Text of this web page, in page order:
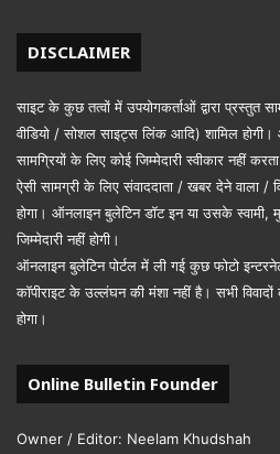
DISCLAIMER
साइट के कुछ तत्वों में उपयोगकर्ताओं द्वारा प्रस्तुत
वीडियो / सोशल साइट्स लिंक आदि) शामिल
सामग्रियों के लिए कोई जिम्मेदारी स्वीकार नहीं
ऐसी सामग्री के लिए संवाददाता / खबर देने वाला /
होगा। ऑनलाइन बुलेटिन डॉट इन या उसके
जिम्मेदारी नहीं होगी।
ऑनलाइन बुलेटिन पोर्टल में ली गई कुछ फोटो
कॉपीराइट के उल्लंघन की मंशा नहीं है। सभी विवादों
होगा।
Online Bulletin Founder
Owner / Editor: Neelam Khudshah